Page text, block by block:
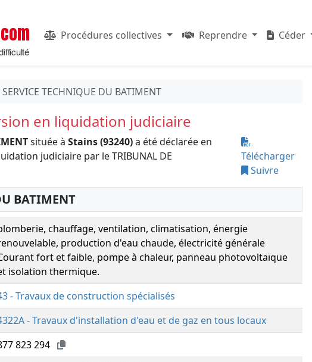
Procédures collectives Reprendre Céder
SERVICE TECHNIQUE DU BATIMENT
en liquidation judiciaire
située à Stains (93240)a été déclarée en
judiciaire par le TRIBUNAL DE
Télécharger
Suivre
BATIMENT
chauffage, ventilation, climatisation, énergie
production d'eau chaude, électricité générale
fort et faible, pompe à chaleur, panneau photovoltaïque
isolation thermique.
- Travaux de construction spécialisés
- Travaux d'installation d'eau et de gaz en tous locaux
823 294